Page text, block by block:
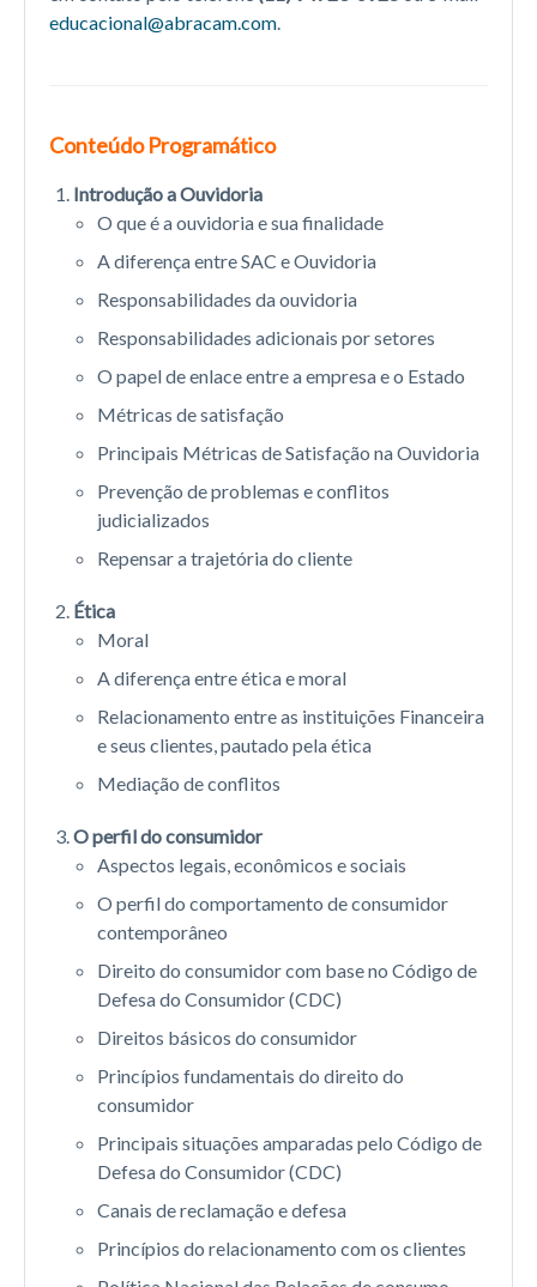
educacional@abracam.com
Conteúdo Programático
Introdução a Ouvidoria
O que é a ouvidoria e sua finalidade
A diferença entre SAC e Ouvidoria
Responsabilidades da ouvidoria
Responsabilidades adicionais por setores
O papel de enlace entre a empresa e o Estado
Métricas de satisfação
Principais Métricas de Satisfação na Ouvidoria
Prevenção de problemas e conflitos
judicializados
Repensar a trajetória do cliente
Ética
Moral
A diferença entre ética e moral
Relacionamento entre as instituições Financeira
e seus clientes, pautado pela ética
Mediação de conflitos
O perfil do consumidor
Aspectos legais, econômicos e sociais
O perfil do comportamento de consumidor
contemporâneo
Direito do consumidor com base no Código de
Defesa do Consumidor (CDC)
Direitos básicos do consumidor
Princípios fundamentais do direito do
consumidor
Principais situações amparadas pelo Código de
Defesa do Consumidor (CDC)
Canais de reclamação e defesa
Princípios do relacionamento com os clientes